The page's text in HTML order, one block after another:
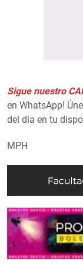
Sigue nuestro
en WhatsApp!
del día en tu
MPH